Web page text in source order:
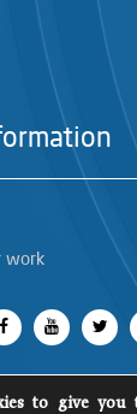
work
to give you